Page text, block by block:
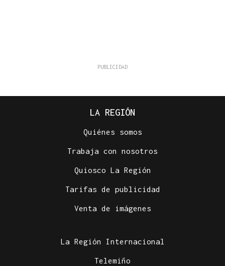
LA REGIÓN
Quiénes somos
Trabaja con nosotros
Quiosco La Región
Tarifas de publicidad
Venta de imágenes
La Región Internacional
Telemiño